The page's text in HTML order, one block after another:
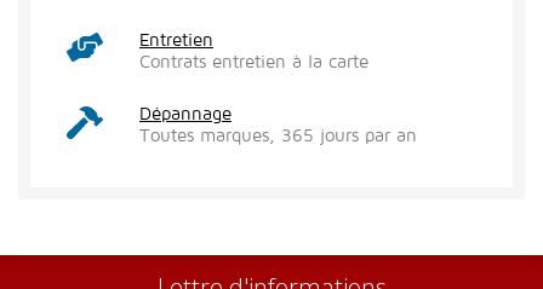
Entretien
Contrats entretien à la carte
Dépannage
Toutes marques, 365 jours par an